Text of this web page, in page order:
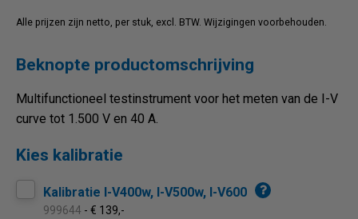
Alle prijzen zijn netto, per stuk, excl. BTW. Wijzigingen voorbehouden.
Beknopte productomschrijving
Multifunctioneel testinstrument voor het meten van de I-V
curve tot 1.500 V en 40 A.
Kies kalibratie
Kalibratie I-V400w, I-V500w, I-V600
999644 - € 139,-